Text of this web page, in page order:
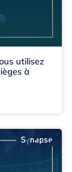
utilisez
à